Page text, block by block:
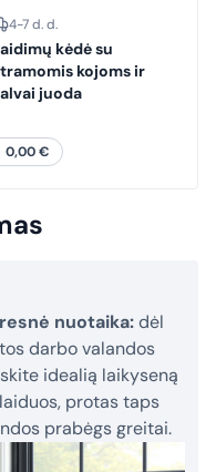
4-7 d. d.
kėdė su
kojoms ir
juoda
0,00€
nuotaika:dėl
darbo valandos
idealią laikyseną
protas taps
prabėgs greitai.